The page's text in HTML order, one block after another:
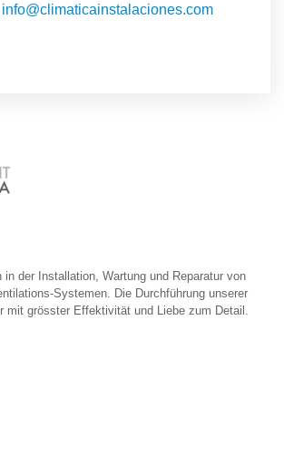
info@climaticainstalaciones.com
der Installation, Wartung und Reparatur von
Systemen. Die Durchführung unserer
mit grösster Effektivität und Liebe zum Detail.